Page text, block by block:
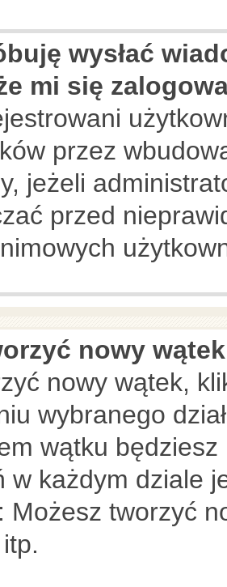
wysłać
mi się
przez
jeżeli
przed
nowy
nowy wątek,
wybranego
wątku
w każdym dziale
Możesz tworzyć